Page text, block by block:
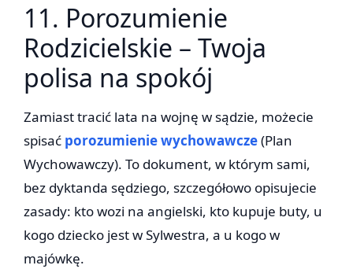
11. Porozumienie
Rodzicielskie – Twoja
polisa na spokój
Zamiast tracić lata na wojnę w sądzie, możecie
spisać porozumienie wychowawcze(Plan
Wychowawczy). To dokument, w którym sami,
bez dyktanda sędziego, szczegółowo opisujecie
zasady: kto wozi na angielski, kto kupuje buty, u
kogo dziecko jest w Sylwestra, a u kogo w
majówkę.